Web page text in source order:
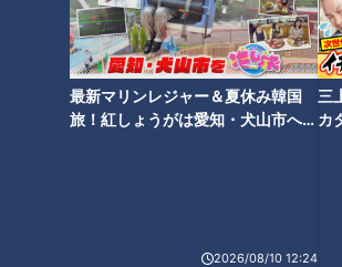
最新マリンレジャー＆夏休み韓国
旅！紅しょうがは愛知・犬山市へ
2026/08/10 12:24
三
カ
最新話の見逃し配信はこ